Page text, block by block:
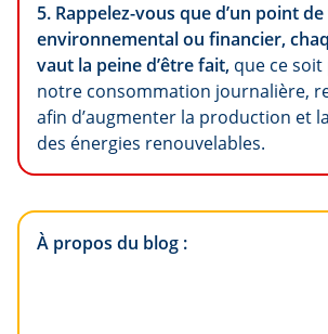
5. Rappelez-vous que d’un point
environnemental ou financier,
vaut la peine d’être fait, que ce
notre consommation journalière,
afin d’augmenter la production et
des énergies renouvelables.
À propos du blog :